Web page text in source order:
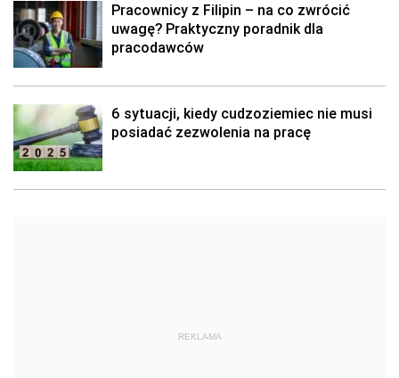
Pracownicy z Filipin – na co zwrócić
uwagę? Praktyczny poradnik dla
pracodawców
6 sytuacji, kiedy cudzoziemiec nie musi
posiadać zezwolenia na pracę
REKLAMA